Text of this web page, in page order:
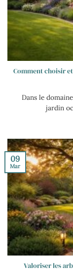
Comment choisir
Dans le
jardin
Valoriser les
09
Mar